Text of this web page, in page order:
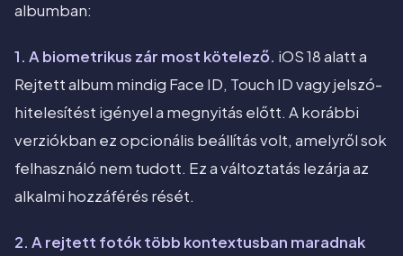
albumban:
1. A biometrikus zár most kötelező. iOS 18 alatt a
Rejtett album mindig Face ID, Touch ID vagy jelszó-
hitelesítést igényel a megnyitás előtt. A korábbi
verziókban ez opcionális beállítás volt, amelyről sok
felhasználó nem tudott. Ez a változtatás lezárja az
alkalmi hozzáférés rését.
2. A rejtett fotók több kontextusban maradnak